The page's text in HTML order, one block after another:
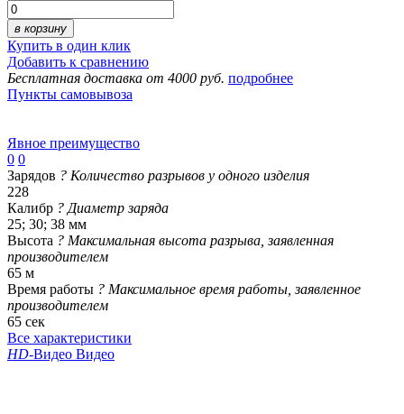
в корзину
Купить в один клик
Добавить к сравнению
Бесплатная доставка от 4000 руб. подробнее
Пункты самовывоза
Явное преимущество
0 0
Зарядов ? Количество разрывов у одного изделия
228
Калибр ? Диаметр заряда
25; 30; 38 мм
Высота ? Максимальная высота разрыва, заявленная
производителем
65 м
Время работы ? Максимальное время работы, заявленное
производителем
65 сек
Все характеристики
HD-Видео Видео